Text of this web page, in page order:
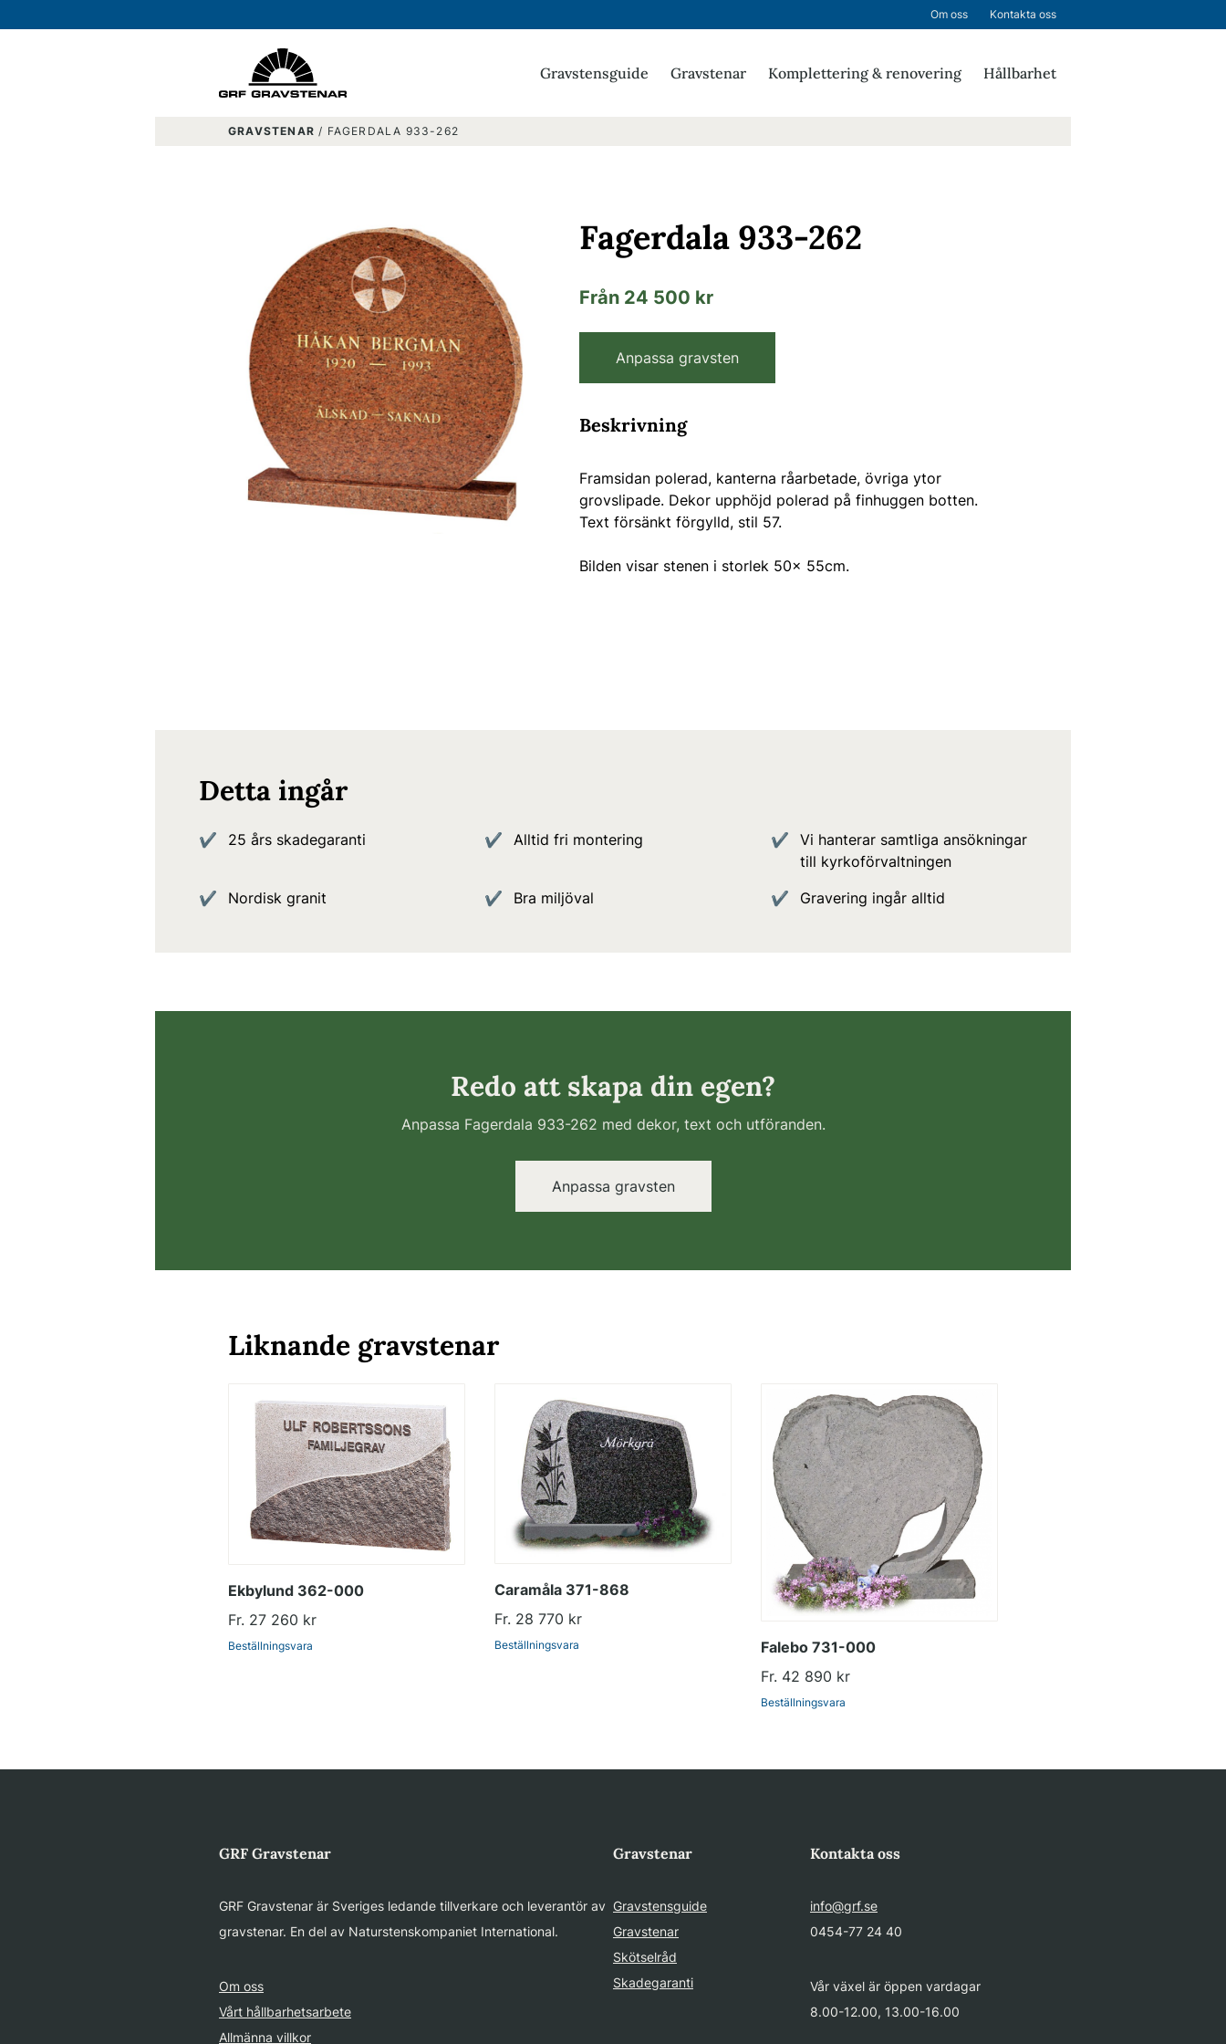
Om oss Kontakta oss
Gravstensguide Gravstenar Komplettering & renovering Hållbarhet
GRAVSTENAR / FAGERDALA 933-262
Fagerdala 933-262
Från 24 500 kr
Anpassa gravsten
Beskrivning
Framsidan polerad, kanterna råarbetade, övriga ytor
grovslipade. Dekor upphöjd polerad på finhuggen botten.
Text försänkt förgylld, stil 57.
Bilden visar stenen i storlek 50x 55cm.
Detta ingår
25 års skadegaranti Alltid fri montering
Vi hanterar samtliga ansökningar
till kyrkoförvaltningen
Nordisk granit
Bra miljöval Gravering ingår alltid
Redo att skapa din egen?
Anpassa Fagerdala 933-262 med dekor, text och utföranden.
Anpassa gravsten
Liknande gravstenar
Ekbylund 362-000
Fr. 27 260 kr
Beställningsvara
Caramåla 371-868
Fr. 28 770 kr
Beställningsvara
Falebo 731-000
Fr. 42 890 kr
Beställningsvara
GRF Gravstenar
GRF Gravstenar är Sveriges ledande tillverkare och leverantör av
gravstenar. En del av Naturstenskompaniet International.
Om oss
Vårt hållbarhetsarbete
Allmänna villkor
Gravstenar
Gravstensguide
Gravstenar
Skötselråd
Skadegaranti
Kontakta oss
info@grf.se
0454-77 24 40
Vår växel är öppen vardagar
8.00-12.00, 13.00-16.00